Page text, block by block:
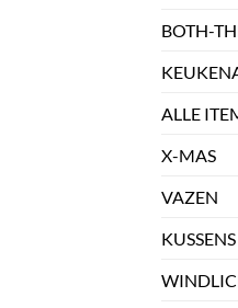
BOTH-
ALLE
X-MAS
VAZEN